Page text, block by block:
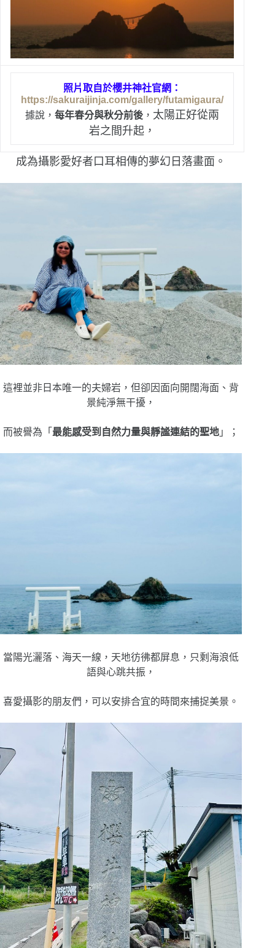
照片取自於櫻井神社官網：
https://sakuraijinja.com/gallery/futamigaura/
據說， 每年春分與秋分前後 ， 太陽正好從兩
岩之間升起，
成為攝影愛好者口耳相傳的夢幻日落畫面。
這裡並非日本唯一的夫婦岩，但卻因面向開闊海面、背
景純淨無干擾，
而被譽為「 最能感受到自然力量與靜謐連結的聖地 」；
當陽光灑落、海天一線，天地彷彿都屏息，只剩海浪低
語與心跳共振，
喜愛攝影的朋友們，可以安排合宜的時間來捕捉美景。